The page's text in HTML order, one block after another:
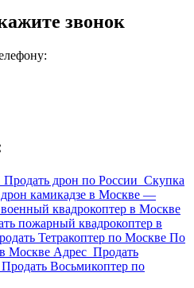
звонок
Продать дрон по России Скупка
камикадзе в Москве —
квадрокоптер в Москве
пожарный квадрокоптер в
Тетракоптер по Москве По
Москве Адрес Продать
Продать Восьмикоптер по